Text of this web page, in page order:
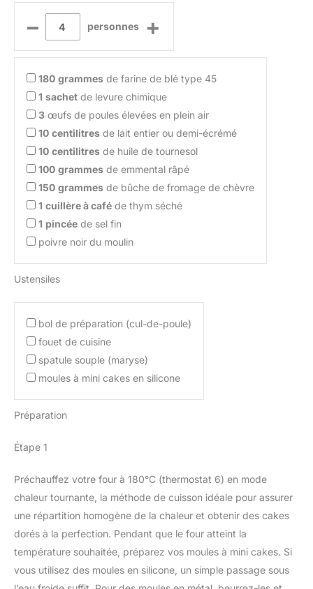
– personnes +
180 grammes de farine de blé type 45
1 sachet de levure chimique
3 œufs de poules élevées en plein air
10 centilitres de lait entier ou demi-écrémé
10 centilitres de huile de tournesol
100 grammes de emmental râpé
150 grammes de bûche de fromage de chèvre
1 cuillère à café de thym séché
1 pincée de sel fin
poivre noir du moulin
Ustensiles
bol de préparation (cul-de-poule)
fouet de cuisine
spatule souple (maryse)
moules à mini cakes en silicone
Préparation
Étape 1
Préchauffez votre four à 180°C (thermostat 6) en mode
chaleur tournante, la méthode de cuisson idéale pour assurer
une répartition homogène de la chaleur et obtenir des cakes
dorés à la perfection. Pendant que le four atteint la
température souhaitée, préparez vos moules à mini cakes. Si
vous utilisez des moules en silicone, un simple passage sous